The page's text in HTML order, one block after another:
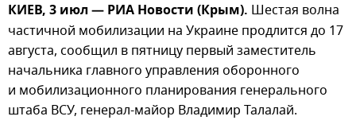
КИЕВ, 3 июл — РИА Новости (Крым). Шестая волна
частичной мобилизации на Украине продлится до 17
августа, сообщил в пятницу первый заместитель
начальника главного управления оборонного
и мобилизационного планирования генерального
штаба ВСУ, генерал-майор Владимир Талалай.